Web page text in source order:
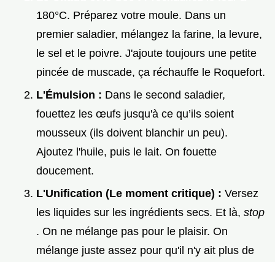
180°C. Préparez votre moule. Dans un
premier saladier, mélangez la farine, la levure,
le sel et le poivre. J'ajoute toujours une petite
pincée de muscade, ça réchauffe le Roquefort.
L'Émulsion : Dans le second saladier,
fouettez les œufs jusqu'à ce qu’ils soient
mousseux (ils doivent blanchir un peu).
Ajoutez l'huile, puis le lait. On fouette
doucement.
L'Unification (Le moment critique) : Versez
les liquides sur les ingrédients secs. Et là, stop
. On ne mélange pas pour le plaisir. On
mélange juste assez pour qu'il n'y ait plus de